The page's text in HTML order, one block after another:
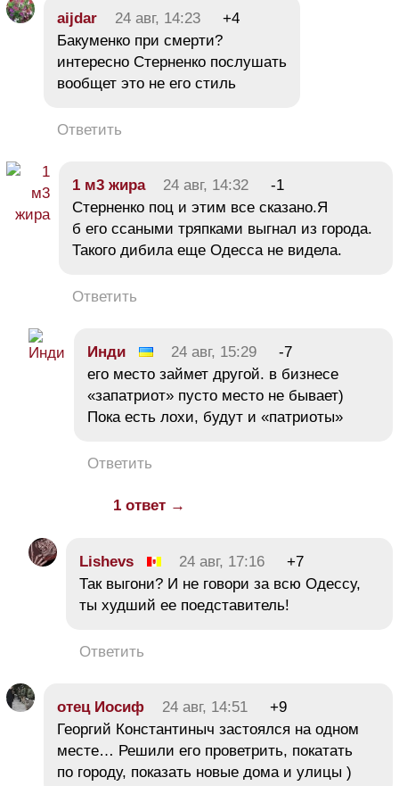
aijdar 24 авг, 14:23
+4
Бакуменко при смерти?
интересно Стерненко послушать
вообщет это не его стиль
Ответить
1 м3 жира 24 авг, 14:32
-1
Стерненко поц и этим все сказано.Я
б его ссаными тряпками выгнал из города.
Такого дибила еще Одесса не видела.
Ответить
Инди 24 авг, 15:29
-7
его место займет другой. в бизнесе
«запатриот» пусто место не бывает)
Пока есть лохи, будут и «патриоты»
Ответить
1 ответ →
Lishevs 24 авг, 17:16
+7
Так выгони? И не говори за всю Одессу,
ты худший ее поедставитель!
Ответить
отец Иосиф 24 авг, 14:51
+9
Георгий Константиныч застоялся на одном
месте… Решили его проветрить, покатать
по городу, показать новые дома и улицы )